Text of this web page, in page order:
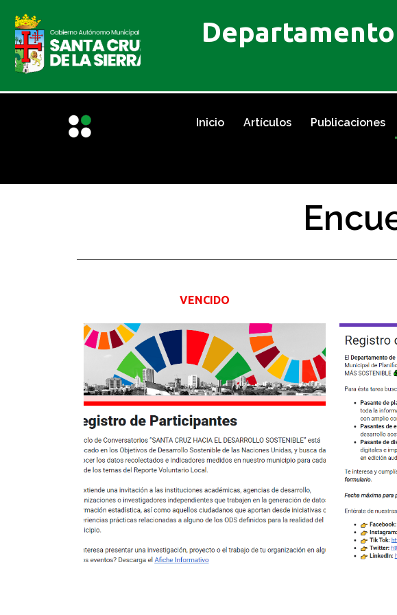
Inicio Artículos Publicaciones
VENCIDO